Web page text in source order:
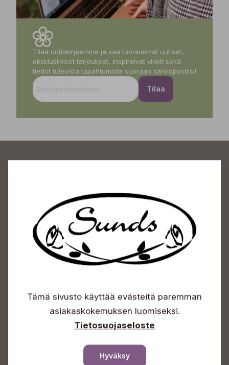
Tilaa uutiskirjeemme ja saa tuoreimmat uutiset,
eksklusiiviset tarjoukset, inspiroivat vinkit sekä
tiedot tulevista tapahtumista suoraan sähköpostiisi!
Tilaa
Sundin Puutarhakeskus
Avoinna
Arkisin 09-18
Info & vaihde
+358 50 388 9592
Tämä sivusto käyttää evästeitä paremman
asiakaskokemuksen luomiseksi.
Tietosuojaseloste
Hyväksy